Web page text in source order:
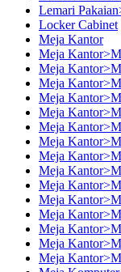
Lemari
Locker Cabinet
Meja Kantor
Meja
Meja
Meja
Meja
Meja
Meja
Meja
Meja
Meja
Meja
Meja
Meja
Meja
Meja
Meja